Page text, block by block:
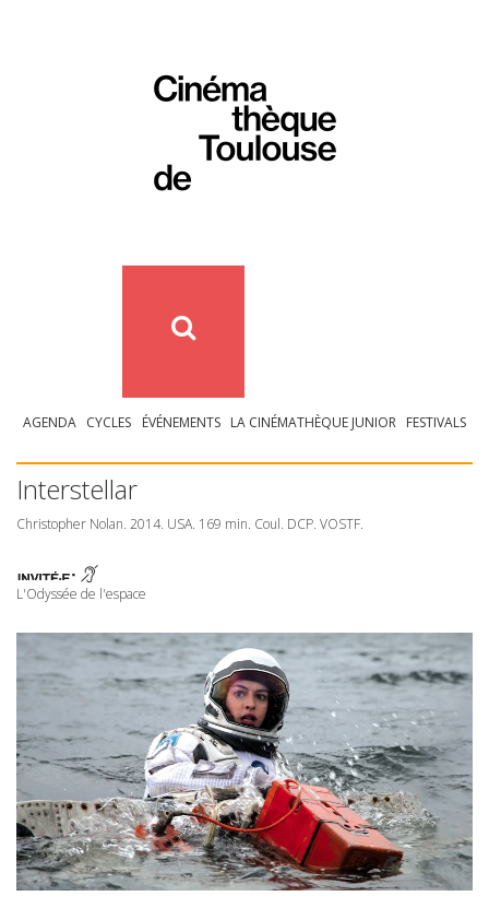
AGENDA CYCLES ÉVÉNEMENTS LA CINÉMATHÈQUE JUNIOR FESTIVALS
Interstellar
Christopher Nolan. 2014. USA. 169 min. Coul. DCP. VOSTF.
L'Odyssée de l'espace